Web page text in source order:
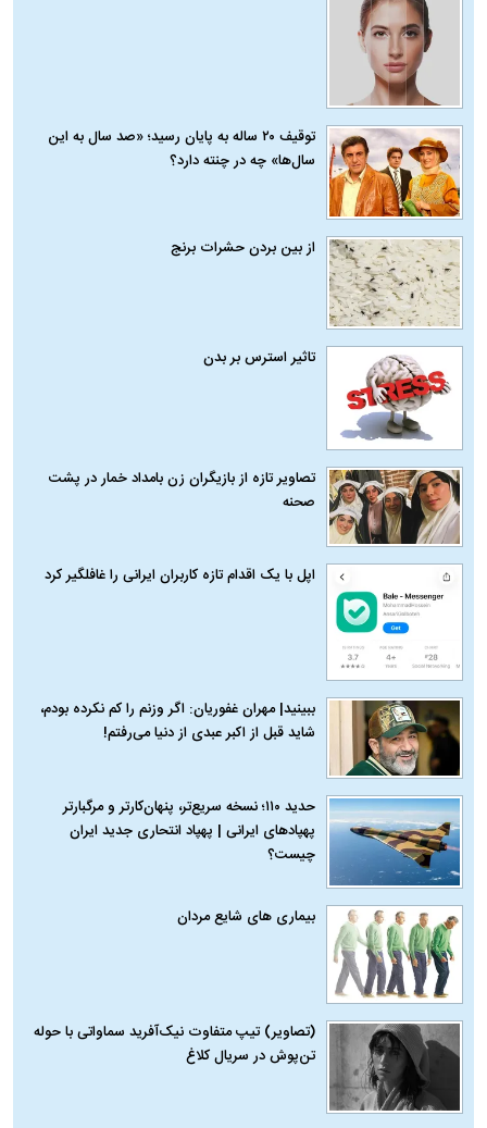
توقیف ۲۰ ساله به پایان رسید؛ «صد سال به این
سال‌ها» چه در چنته دارد؟
از بین بردن حشرات برنج
تاثیر استرس بر بدن
تصاویر تازه از بازیگران زن بامداد خمار در پشت
صحنه
اپل با یک اقدام تازه کاربران ایرانی را غافلگیر کرد
ببینید| مهران غفوریان: اگر وزنم را کم نکرده بودم،
شاید قبل از اکبر عبدی از دنیا می‌رفتم!
حدید ۱۱۰؛ نسخه سریع‌تر، پنهان‌کارتر و مرگبارتر
پهپادهای ایرانی | پهپاد انتحاری جدید ایران
چیست؟
بیماری‌ های شایع مردان
(تصاویر) تیپ متفاوت نیک‌آفرید سماواتی با حوله
تن‌پوش در سریال کلاغ